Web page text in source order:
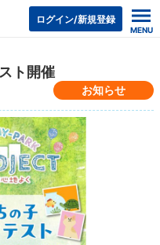
ログイン/新規登録
ト開催
お知らせ